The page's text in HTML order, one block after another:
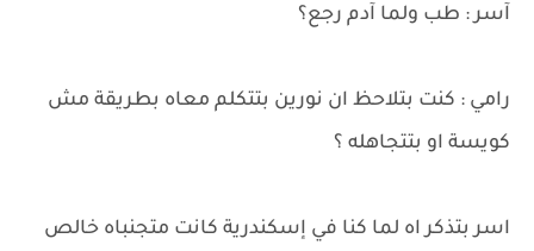
آسر : طب ولما آدم رجع؟
رامي : كنت بتلاحظ ان نورين بتتكلم معاه بطريقة مش
كويسة او بتتجاهله ؟
اسر بتذكر اه لما كنا في إسكندرية كانت متجنباه خالص